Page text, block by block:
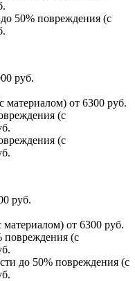
50% повреждения (с
руб.
материалом) от 6300 руб.
(с
(с
руб.
от 6300 руб.
повреждения (с
до 50% повреждения (с